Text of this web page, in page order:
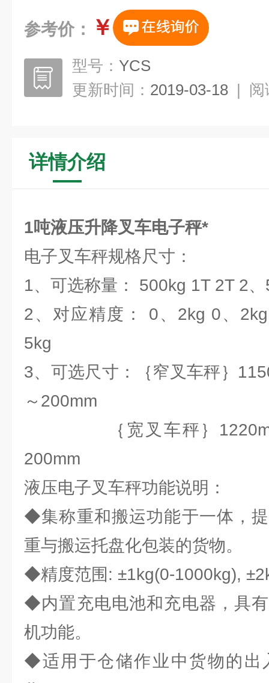
参考价： ￥
型号： YCS
更新时间： 2019-03-18 | 阅
详情介绍
1吨液压升降叉车电子秤*
电子叉车秤规格尺寸：
1、可选称量： 500kg 1T 2T 2
2、对应精度： 0、2kg 0、
5kg
3、可选尺寸：｛窄叉车秤｝
～200mm
｛宽叉车秤｝
200mm
液压电子叉车秤功能说明：
◆集称重和搬运功能于一体，
重与搬运托盘化包装的货物。
◆精度范围: ±1kg(0-1000kg),
◆内置充电电池和充电器，具
机功能。
◆适用于仓储作业中货物的出